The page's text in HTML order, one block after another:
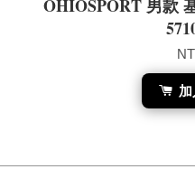
OHIOSPORT 男款